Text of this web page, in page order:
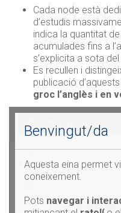
Cada node està
d’estudis
indica la quantitat
acumulades fins a
s’explicita a sota
Es recullen i
publicació
groc l’anglès i en